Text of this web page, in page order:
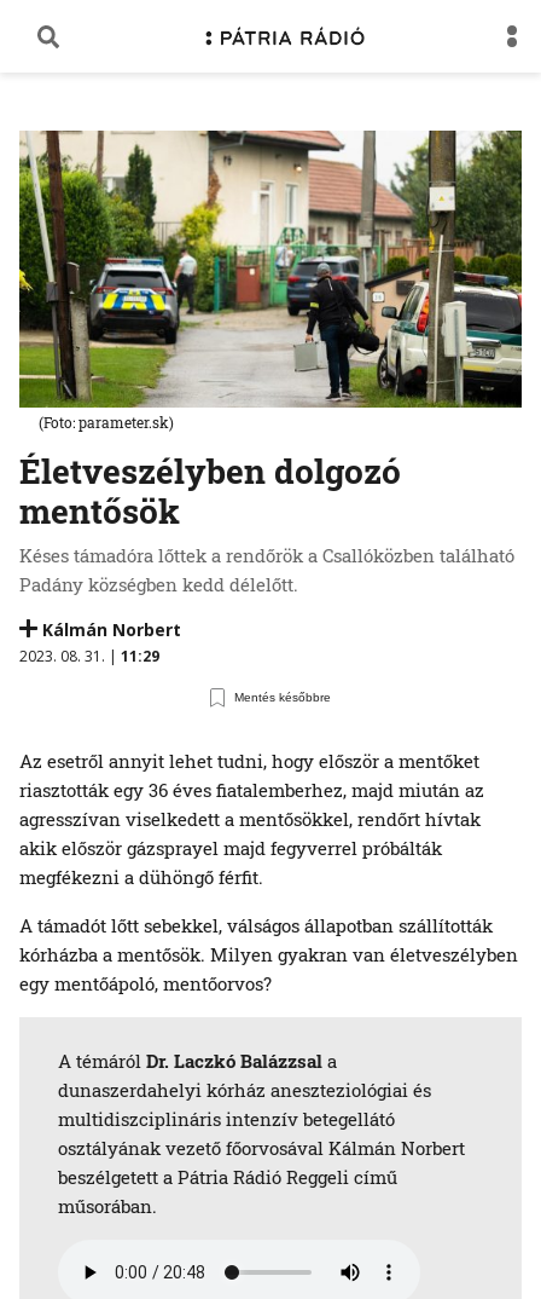
Életveszélyben dolgozó
mentősök
Késes támadóra lőttek a rendőrök a Csallóközben található
Padány községben kedd délelőtt.
Kálmán Norbert
2023. 08. 31. | 11:29
Mentés későbbre
(Foto: parameter.sk)
Az esetről annyit lehet tudni, hogy először a mentőket
riasztották egy 36 éves fiatalemberhez, majd miután az
agresszívan viselkedett a mentősökkel, rendőrt hívtak
akik először gázsprayel majd fegyverrel próbálták
megfékezni a dühöngő férfit.
A támadót lőtt sebekkel, válságos állapotban szállították
kórházba a mentősök. Milyen gyakran van életveszélyben
egy mentőápoló, mentőorvos?
A témáról Dr. Laczkó Balázzsal a
dunaszerdahelyi kórház aneszteziológiai és
multidiszciplináris intenzív betegellátó
osztályának vezető főorvosával Kálmán Norbert
beszélgetett a Pátria Rádió Reggeli című
műsorában.